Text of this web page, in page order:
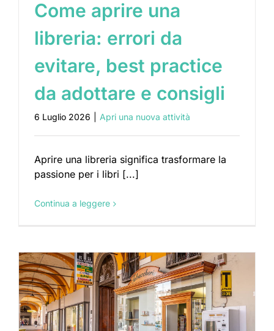
Come aprire una
libreria: errori da
evitare, best practice
da adottare e consigli
6 Luglio 2026 Apri una nuova attività
Aprire una libreria significa trasformare la
passione per i libri [...]
Continua a leggere